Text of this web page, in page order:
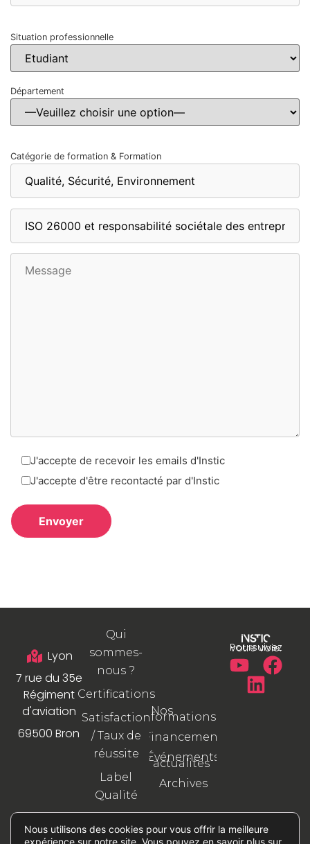
Situation professionnelle
Département
Catégorie de formation & Formation
J'accepte de recevoir les emails d'Instic
J'accepte d'être recontacté par d'Instic
Poursuivez votre voie.
Nos
formations
Financement
Événements
/ actualités
Archives
Qui
sommes-
nous ?
Certifications
Satisfaction
/ Taux de
réussite
Label
Qualité
à nous
Lyon
7 rue du 35e
Régiment
d'aviation
69500 Bron
Nous utilisons des cookies pour vous offrir la meilleure
expérience sur notre site. Vous pouvez en savoir plus sur